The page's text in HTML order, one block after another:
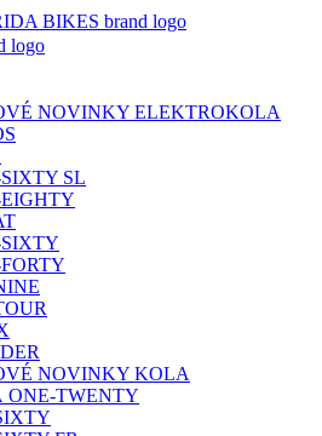
NOVINKY ELEKTROKOLA
SL
NOVINKY KOLA
ONE-TWENTY